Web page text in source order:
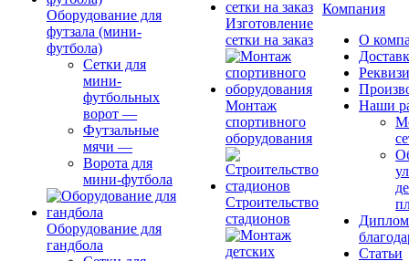
Оборудование для
футзала (мини-
футбола)
Сетки для
мини-
футбольных
ворот —
Футзальные
мячи —
Ворота для
мини-футбола
Оборудование для
гандбола
Изготовление
сетки на заказ
Монтаж
спортивного
оборудования
Строительство
стадионов
Компания
О
Наши
Статьи